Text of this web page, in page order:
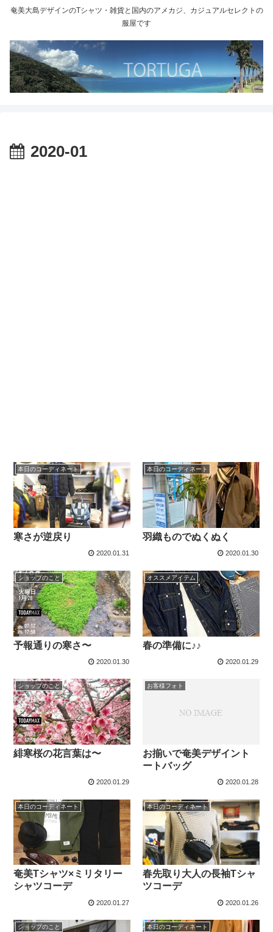
奄美大島デザインのTシャツ・雑貨と国内のアメカジ、カジュアルセレクトの
服屋です
2020-01
本日のコーディネート
寒さが逆戻り
2020.01.31
本日のコーディネート
羽織ものでぬくぬく
2020.01.30
ショップのこと
予報通りの寒さ〜
2020.01.30
オススメアイテム
春の準備に♪♪
2020.01.29
ショップのこと
緋寒桜の花言葉は〜
2020.01.29
お客様フォト
お揃いで奄美デザイント
ートバッグ
2020.01.28
本日のコーディネート
奄美Tシャツ×ミリタリー
シャツコーデ
2020.01.27
本日のコーディネート
春先取り大人の長袖Tシャ
ツコーデ
2020.01.26
ショップのこと 本日のコーディネート